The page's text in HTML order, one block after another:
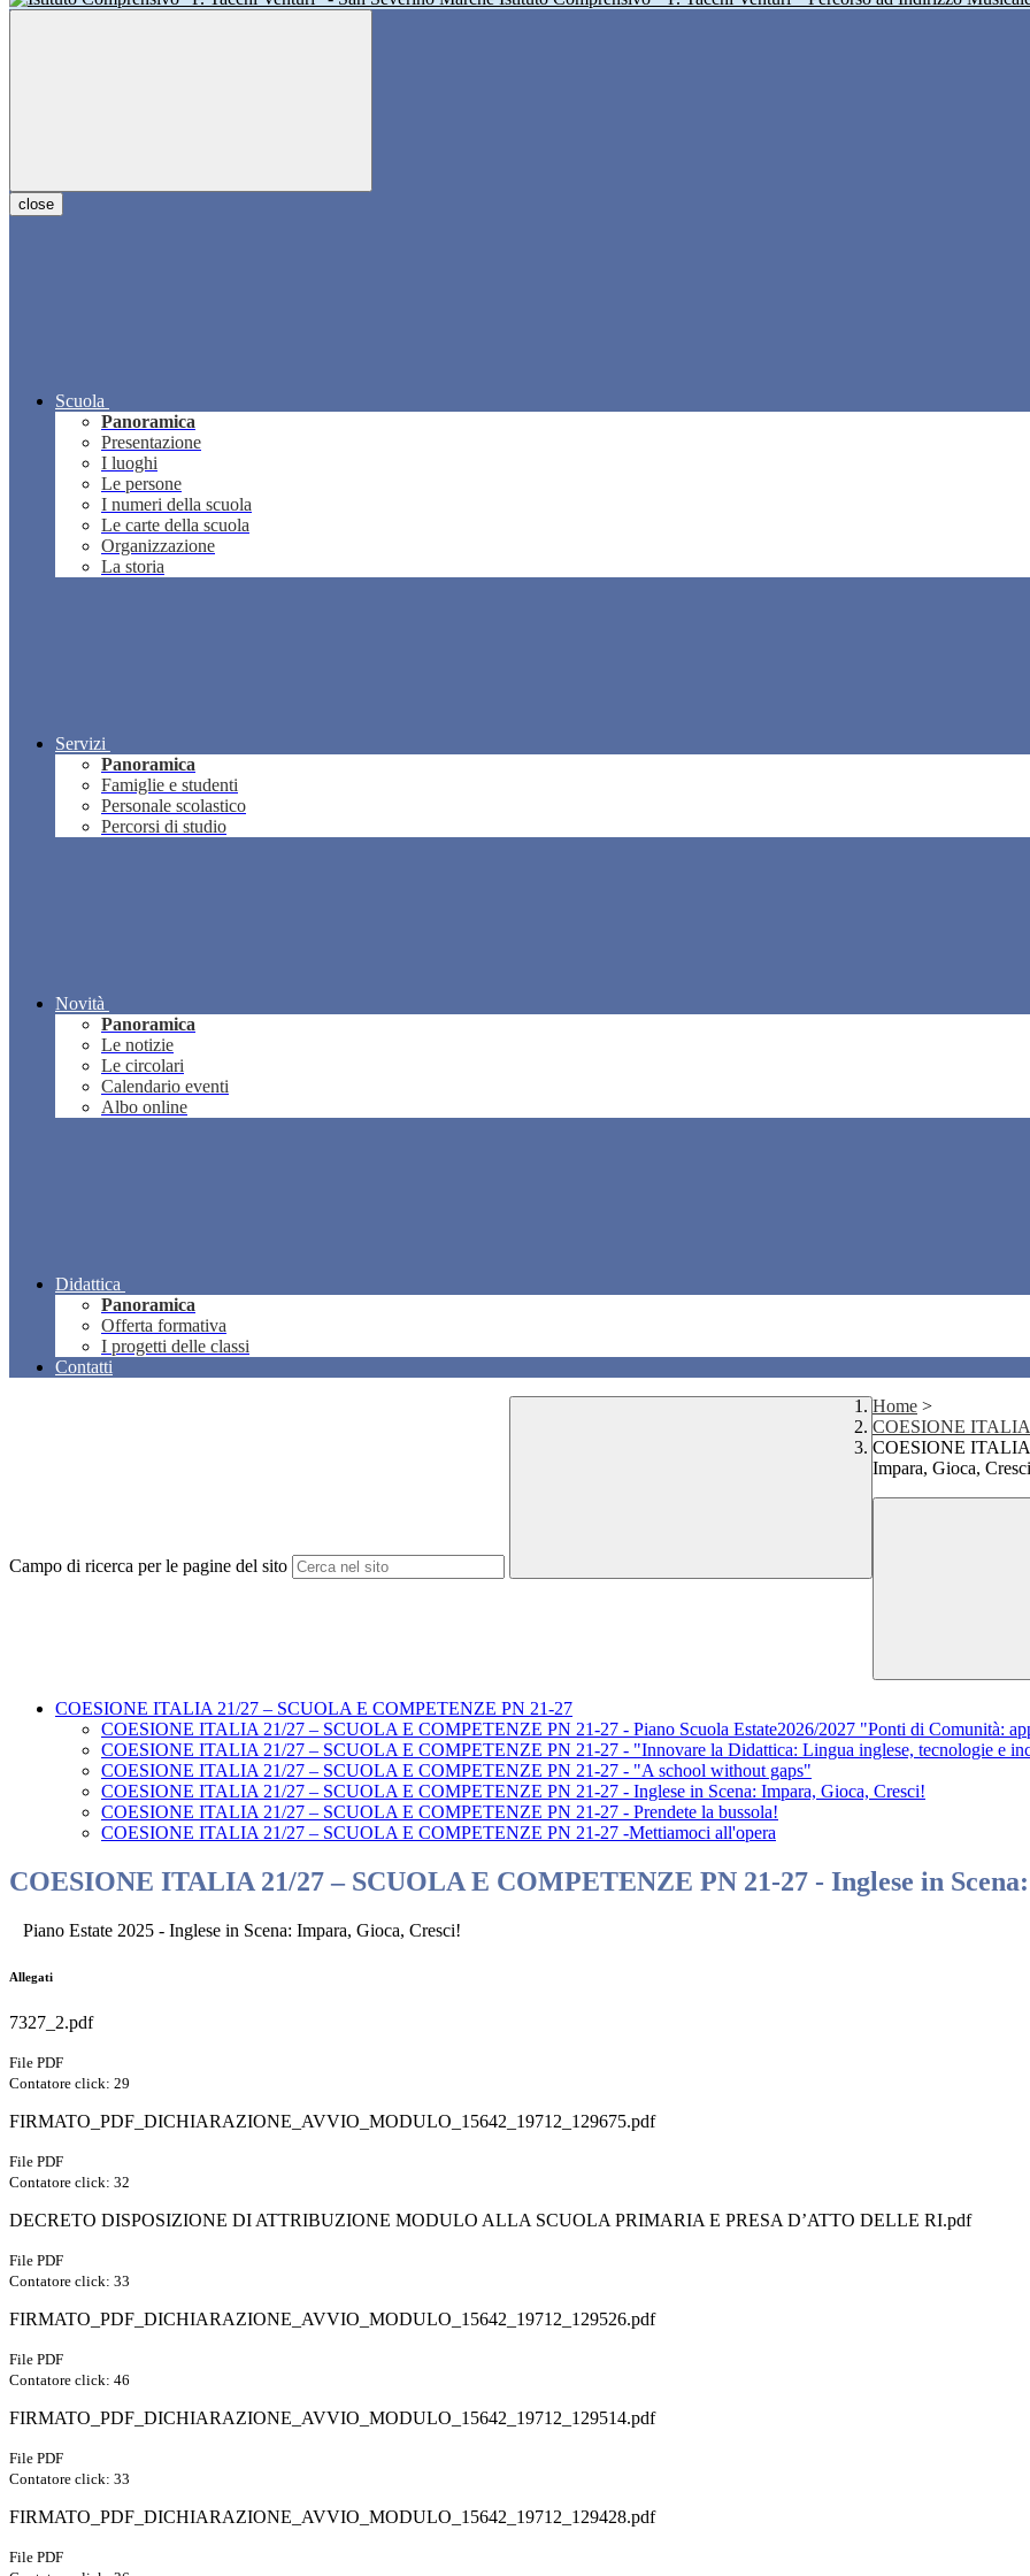
close
Scuola
Panoramica
Presentazione
I luoghi
Le persone
I numeri della scuola
Le carte della scuola
Organizzazione
La storia
Servizi
Panoramica
Famiglie e studenti
Personale scolastico
Percorsi di studio
Novità
Panoramica
Le notizie
Le circolari
Calendario eventi
Albo online
Didattica
Panoramica
Offerta formativa
I progetti delle classi
Contatti
Campo di ricerca per le pagine del sito
Home >
COESIONE
COESIONE ITALIA
Impara, Gioca,
COESIONE ITALIA 21/27 – SCUOLA E COMPETENZE PN 21-27
COESIONE ITALIA 21/27 – SCUOLA E COMPETENZE PN 21-27 - Piano Scuola Estate2026/2027 "Ponti di Comunità:
COESIONE ITALIA 21/27 – SCUOLA E COMPETENZE PN 21-27 - "Innovare la Didattica: Lingua inglese, tecnologie e
COESIONE ITALIA 21/27 – SCUOLA E COMPETENZE PN 21-27 - "A school without gaps"
COESIONE ITALIA 21/27 – SCUOLA E COMPETENZE PN 21-27 - Inglese in Scena: Impara, Gioca, Cresci!
COESIONE ITALIA 21/27 – SCUOLA E COMPETENZE PN 21-27 - Prendete la bussola!
COESIONE ITALIA 21/27 – SCUOLA E COMPETENZE PN 21-27 -Mettiamoci all'opera
COESIONE ITALIA 21/27 – SCUOLA E COMPETENZE PN 21-27 - Inglese in
Piano Estate 2025 - Inglese in Scena: Impara, Gioca, Cresci!
Allegati
7327_2.pdf
File PDF
Contatore click: 29
FIRMATO_PDF_DICHIARAZIONE_AVVIO_MODULO_15642_19712_129675.pdf
File PDF
Contatore click: 32
DECRETO DISPOSIZIONE DI ATTRIBUZIONE MODULO ALLA SCUOLA PRIMARIA E PRESA D’ATTO DELLE RI.pdf
File PDF
Contatore click: 33
FIRMATO_PDF_DICHIARAZIONE_AVVIO_MODULO_15642_19712_129526.pdf
File PDF
Contatore click: 46
FIRMATO_PDF_DICHIARAZIONE_AVVIO_MODULO_15642_19712_129514.pdf
File PDF
Contatore click: 33
FIRMATO_PDF_DICHIARAZIONE_AVVIO_MODULO_15642_19712_129428.pdf
File PDF